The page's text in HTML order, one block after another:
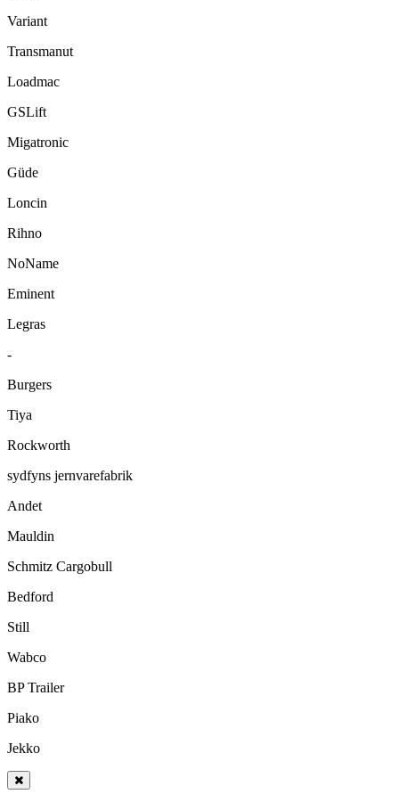
Variant
Transmanut
Loadmac
GSLift
Migatronic
Güde
Loncin
Rihno
NoName
Eminent
Legras
-
Burgers
Tiya
Rockworth
sydfyns jernvarefabrik
Andet
Mauldin
Schmitz Cargobull
Bedford
Still
Wabco
BP Trailer
Piako
Jekko